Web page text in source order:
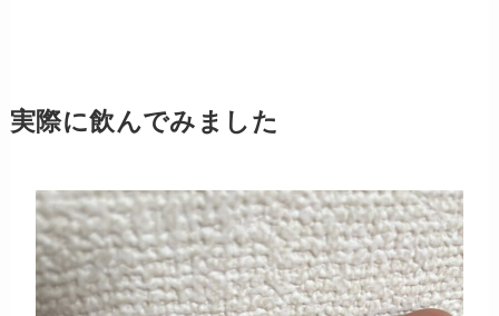
実際に飲んでみました